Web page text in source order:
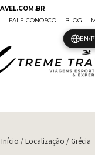
FALE CONOSCO BLOG
Início / Localização / Grécia
EN/